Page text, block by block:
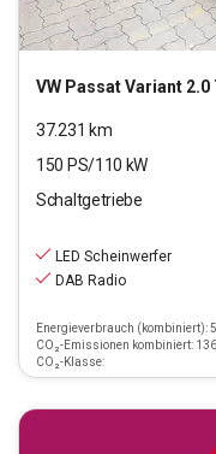
VW Passat Variant 2.0 TDI
37.231 km
150 PS/110 kW
Schaltgetriebe
LED Scheinwerfer
DAB Radio
Energieverbrauch (kombiniert):
CO₂-Emissionen kombiniert:
CO₂-Klasse: